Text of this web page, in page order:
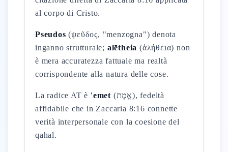
al corpo di Cristo.
Pseudos (ψεῦδος, "menzogna") denota
inganno strutturale; alētheia (ἀλήθεια) non
è mera accuratezza fattuale ma realtà
corrispondente alla natura delle cose.
La radice AT è 'emet (אֱמֶת), fedeltà
affidabile che in Zaccaria 8:16 connette
verità interpersonale con la coesione del
qahal.